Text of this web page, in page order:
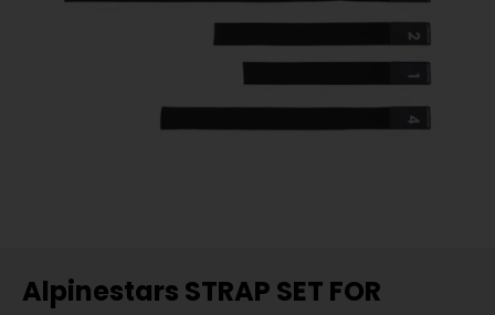
Alpinestars STRAP SET FOR